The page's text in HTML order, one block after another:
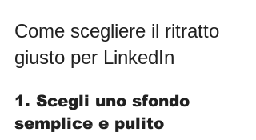
Come scegliere il ritratto
giusto per LinkedIn
1. Scegli uno sfondo
semplice e pulito